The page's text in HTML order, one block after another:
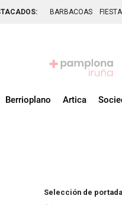
BARBACOAS
Berrioplano Artica
Selección de portada